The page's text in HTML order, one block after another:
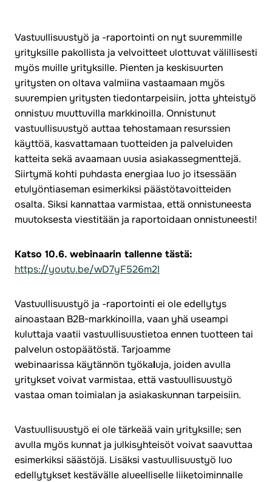
Vastuullisuustyö ja -raportointi on nyt suuremmille
yrityksille pakollista ja velvoitteet ulottuvat välillisesti
myös muille yrityksille. Pienten ja keskisuurten
yritysten on oltava valmiina vastaamaan myös
suurempien yritysten tiedontarpeisiin, jotta yhteistyö
onnistuu muuttuvilla markkinoilla. Onnistunut
vastuullisuustyö auttaa tehostamaan resurssien
käyttöä, kasvattamaan tuotteiden ja palveluiden
katteita sekä avaamaan uusia asiakassegmenttejä.
Siirtymä kohti puhdasta energiaa luo jo itsessään
etulyöntiaseman esimerkiksi päästötavoitteiden
osalta. Siksi kannattaa varmistaa, että onnistuneesta
muutoksesta viestitään ja raportoidaan onnistuneesti!
Katso 10.6. webinaarin tallenne tästä:
https://youtu.be/wD7yF526m2I
Vastuullisuustyö ja -raportointi ei ole edellytys
ainoastaan B2B-markkinoilla, vaan yhä useampi
kuluttaja vaatii vastuullisuustietoa ennen tuotteen tai
palvelun ostopäätöstä. Tarjoamme
webinaarissa käytännön työkaluja, joiden avulla
yritykset voivat varmistaa, että vastuullisuustyö
vastaa oman toimialan ja asiakaskunnan tarpeisiin.
Vastuullisuustyö ei ole tärkeää vain yrityksille; sen
avulla myös kunnat ja julkisyhteisöt voivat saavuttaa
esimerkiksi säästöjä. Lisäksi vastuullisuustyö luo
edellytykset kestävälle alueelliselle liiketoiminnalle